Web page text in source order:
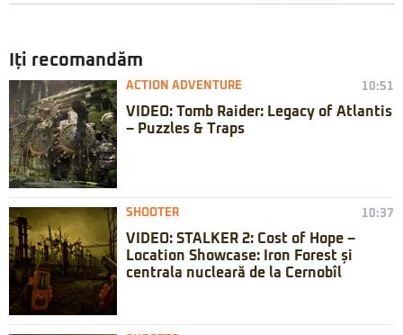
Iți recomandăm
ACTION ADVENTURE 10:51
VIDEO: Tomb Raider: Legacy of Atlantis
– Puzzles & Traps
SHOOTER 10:37
VIDEO: STALKER 2: Cost of Hope –
Location Showcase: Iron Forest și
centrala nucleară de la Cernobîl